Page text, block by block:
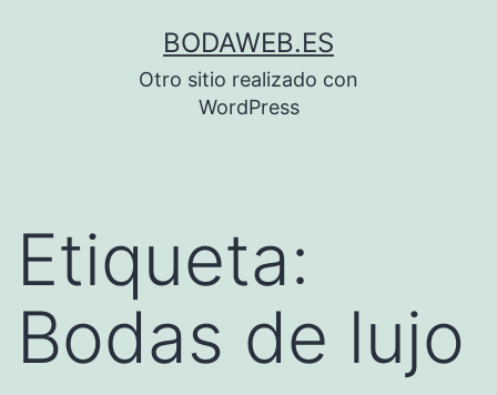
BODAWEB.ES
Otro sitio realizado con
WordPress
Etiqueta:
Bodas de lujo